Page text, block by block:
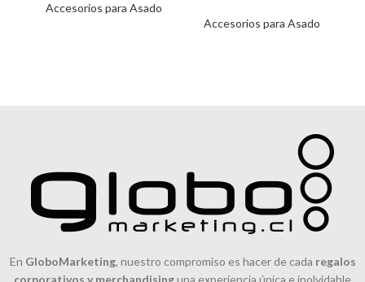
Accesorios para Asado
Accesorios para Asado
En GloboMarketing, nuestro compromiso es hacer de cada regalos